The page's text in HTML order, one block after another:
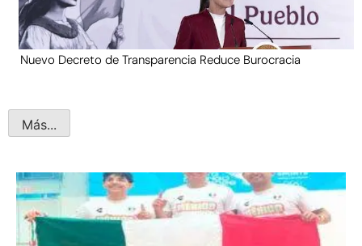
Nuevo Decreto de Transparencia Reduce Burocracia
Más...